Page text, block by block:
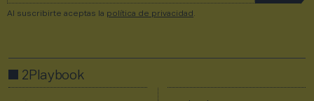
Al suscribirte aceptas la política de privacidad .
2Playbook